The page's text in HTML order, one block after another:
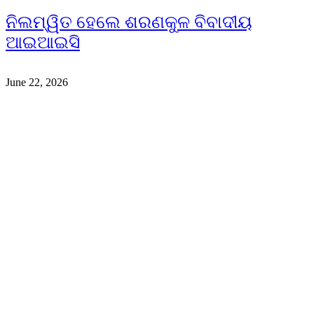
ନିଲମ୍ୱିତ ହେଲେ ଶରଣକୁଳ ବିବାଦୀୟ
ଆଇଆଇସି
June 22, 2026